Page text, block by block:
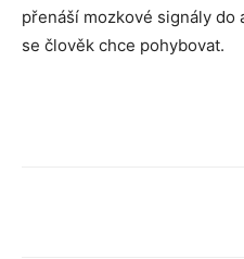
přenáší mozkové signály do
se člověk chce pohybovat.